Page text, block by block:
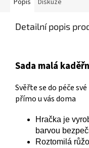
Popis Diskuze
Detailní popis
Sada malá
Svěřte se do péče
přímo u vás doma
Hračka je
barvou
Roztomilá